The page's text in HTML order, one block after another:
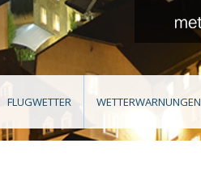
FLUGWETTER WETTERWARNUNGEN